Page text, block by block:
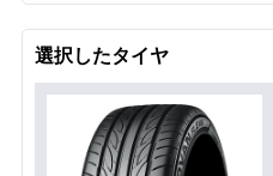
選択したタイヤ